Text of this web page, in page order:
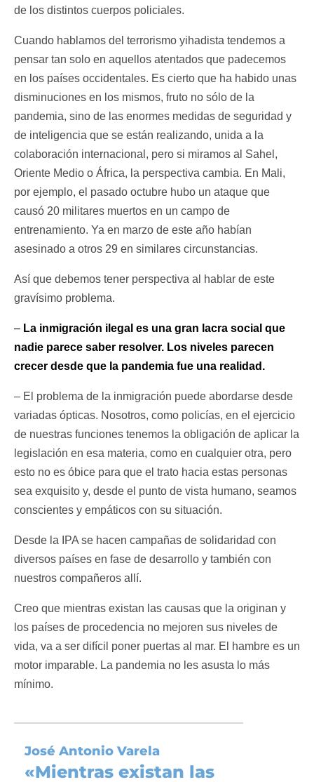
de los distintos cuerpos policiales.
Cuando hablamos del terrorismo yihadista tendemos a
pensar tan solo en aquellos atentados que padecemos
en los países occidentales. Es cierto que ha habido unas
disminuciones en los mismos, fruto no sólo de la
pandemia, sino de las enormes medidas de seguridad y
de inteligencia que se están realizando, unida a la
colaboración internacional, pero si miramos al Sahel,
Oriente Medio o África, la perspectiva cambia. En Mali,
por ejemplo, el pasado octubre hubo un ataque que
causó 20 militares muertos en un campo de
entrenamiento. Ya en marzo de este año habían
asesinado a otros 29 en similares circunstancias.
Así que debemos tener perspectiva al hablar de este
gravísimo problema.
– La inmigración ilegal es una gran lacra social que
nadie parece saber resolver. Los niveles parecen
crecer desde que la pandemia fue una realidad.
– El problema de la inmigración puede abordarse desde
variadas ópticas. Nosotros, como policías, en el ejercicio
de nuestras funciones tenemos la obligación de aplicar la
legislación en esa materia, como en cualquier otra, pero
esto no es óbice para que el trato hacia estas personas
sea exquisito y, desde el punto de vista humano, seamos
conscientes y empáticos con su situación.
Desde la IPA se hacen campañas de solidaridad con
diversos países en fase de desarrollo y también con
nuestros compañeros allí.
Creo que mientras existan las causas que la originan y
los países de procedencia no mejoren sus niveles de
vida, va a ser difícil poner puertas al mar. El hambre es un
motor imparable. La pandemia no les asusta lo más
mínimo.
José Antonio Varela
«Mientras existan las